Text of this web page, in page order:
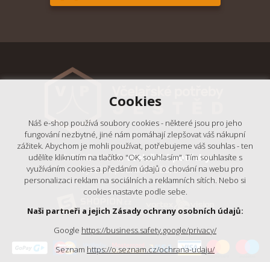
© 2018 - 2026, Včelařské potřeby
- Výrobní podnik Ještěd, s.r.o.
Cookies
Náš e-shop používá soubory cookies - některé jsou pro jeho
fungování nezbytné, jiné nám pomáhají zlepšovat váš nákupní
zážitek. Abychom je mohli používat, potřebujeme váš souhlas - ten
udělíte kliknutím na tlačítko "OK, souhlasím". Tím souhlasíte s
využíváním cookies a předáním údajů o chování na webu pro
personalizaci reklam na sociálních a reklamních sítích. Nebo si
cookies nastavte podle sebe.
Naši partneři a jejich Zásady ochrany osobních údajů:
Google https://business.safety.google/privacy/
Seznam https://o.seznam.cz/ochrana-udaju/